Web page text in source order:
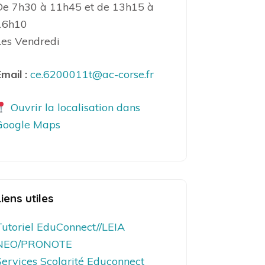
7h30 à 11h45 et de 13h15 à
Vendredi
: ce.6200011t@ac-corse.fr
Ouvrir la localisation dans
Maps
utiles
EduConnect//LEIA
PRONOTE
Scolarité Educonnect